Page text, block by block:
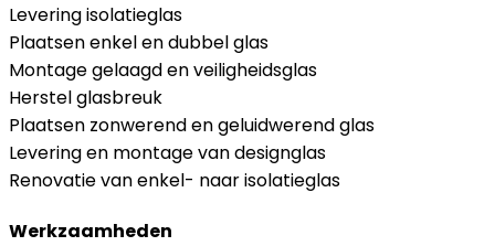
Levering isolatieglas
Plaatsen enkel en dubbel glas
Montage gelaagd en veiligheidsglas
Herstel glasbreuk
Plaatsen zonwerend en geluidwerend glas
Levering en montage van designglas
Renovatie van enkel- naar isolatieglas
Werkzaamheden